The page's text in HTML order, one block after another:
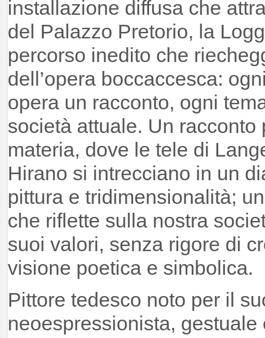
installazione diffusa che
del Palazzo Pretorio, la
percorso inedito che
dell’opera boccaccesca:
opera un racconto, ogni
società attuale. Un racconto
materia, dove le tele di
Hirano si intrecciano in un
pittura e tridimensionalità;
che riflette sulla nostra
suoi valori, senza rigore di
visione poetica e simbolica.
Pittore tedesco noto per il
neoespressionista,